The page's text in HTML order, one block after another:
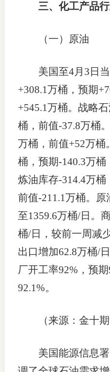
三、化工产品行
（一）原油
美国至4月3日当
+308.1万桶，预期
+545.1万桶。战略
桶，前值-37.8万桶
万桶，前值+52万桶
桶，预期-140.3万
炼油库存-314.4万桶
前值-211.1万桶。
至1359.6万桶/日。
桶/日，较前一周减
出口增加62.8万桶/
厂开工率92%，预
92.1%。
（来源：金十期
美国能源信息署